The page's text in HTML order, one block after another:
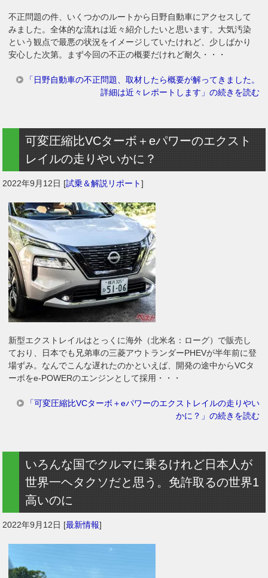
不正問題の件、いくつかのルートから日野自動車にアクセスして
みました。全体的な流れは近々紹介したいと思います。大気汚染
という観点で最悪の状況をイメージしていたけれど、少しばかり
安心した次第。まず今回の不正の概要だけれど耐久・・・
「日野自動車の不正問題、取材したら概要が解ってきました。
詳細は近々レポートします」の続きを読む
可変圧縮比VCターボ＋eパワーのエクスト
レイルの走りやいかに？
2022年9月12日 [試乗＆解説リポート]
新型エクストレイルはとっくに海外（北米名：ローグ）で販売し
ており、日本でも兄弟車の三菱アウトランダーPHEVが半年前に登
場ずみ。なんでこんな遅れたのかといえば、開発の途中からVCタ
ーボをe-POWERのエンジンとして採用・・・
「可変圧縮比VCターボ＋eパワーのエクストレイルの走りやい
かに？」の続きを読む
いろんな国でクルマに乗るけれど日本人が
世界一ヘタクソだと思う。免許取るの世界1
高いのに
2022年9月12日 [最新情報]